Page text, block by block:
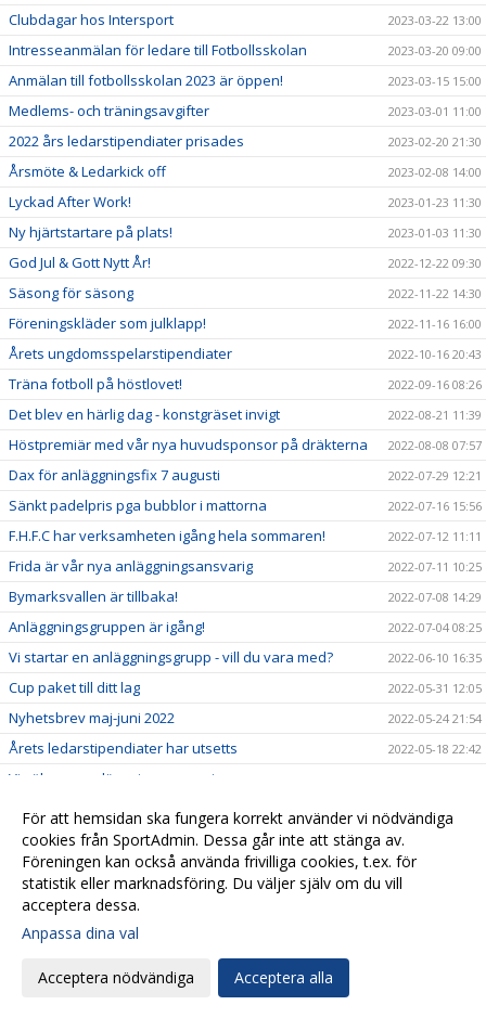
Clubdagar hos Intersport 2023-03-22 13:00
Intresseanmälan för ledare till Fotbollsskolan 2023-03-20 09:00
Anmälan till fotbollsskolan 2023 är öppen! 2023-03-15 15:00
Medlems- och träningsavgifter 2023-03-01 11:00
2022 års ledarstipendiater prisades 2023-02-20 21:30
Årsmöte & Ledarkick off 2023-02-08 14:00
Lyckad After Work! 2023-01-23 11:30
Ny hjärtstartare på plats! 2023-01-03 11:30
God Jul & Gott Nytt År! 2022-12-22 09:30
Säsong för säsong 2022-11-22 14:30
Föreningskläder som julklapp! 2022-11-16 16:00
Årets ungdomsspelarstipendiater 2022-10-16 20:43
Träna fotboll på höstlovet! 2022-09-16 08:26
Det blev en härlig dag - konstgräset invigt 2022-08-21 11:39
Höstpremiär med vår nya huvudsponsor på dräkterna 2022-08-08 07:57
Dax för anläggningsfix 7 augusti 2022-07-29 12:21
Sänkt padelpris pga bubblor i mattorna 2022-07-16 15:56
F.H.F.C har verksamheten igång hela sommaren! 2022-07-12 11:11
Frida är vår nya anläggningsansvarig 2022-07-11 10:25
Bymarksvallen är tillbaka! 2022-07-08 14:29
Anläggningsgruppen är igång! 2022-07-04 08:25
Vi startar en anläggningsgrupp - vill du vara med? 2022-06-10 16:35
Cup paket till ditt lag 2022-05-31 12:05
Nyhetsbrev maj-juni 2022 2022-05-24 21:54
Årets ledarstipendiater har utsetts 2022-05-18 22:42
Vi söker ny anläggningsansvarig
Säkra plats till fotbollsskolan 2022 2022-04-28 21:44
6 maj - nytt datum för toapappersutdelning! 2022-04-27 12:55
Domarutbildningar 2022-04-25 16:44
inställningar
Webbversion
För att hemsidan ska fungera korrekt använder vi nödvändiga
cookies från SportAdmin. Dessa går inte att stänga av.
Föreningen kan också använda frivilliga cookies, t.ex. för
statistik eller marknadsföring. Du väljer själv om du vill
acceptera dessa.
Anpassa dina val
Acceptera nödvändiga Acceptera alla